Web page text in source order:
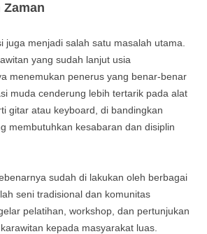
Zaman
juga menjadi salah satu masalah utama.
yang sudah lanjut usia
menemukan penerus yang benar-benar
muda cenderung lebih tertarik pada alat
gitar atau keyboard, di bandingkan
membutuhkan kesabaran dan disiplin
sudah di lakukan oleh berbagai
seni tradisional dan komunitas
pelatihan, workshop, dan pertunjukan
kepada masyarakat luas.